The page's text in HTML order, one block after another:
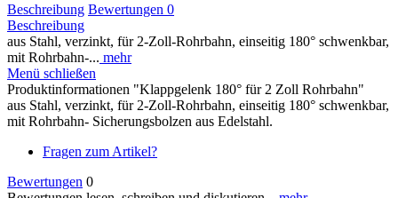
Beschreibung Bewertungen 0
Beschreibung
aus Stahl, verzinkt, für 2-Zoll-Rohrbahn, einseitig 180° schwenkbar,
mit Rohrbahn-... mehr
Menü schließen
Produktinformationen "Klappgelenk 180° für 2 Zoll Rohrbahn"
aus Stahl, verzinkt, für 2-Zoll-Rohrbahn, einseitig 180° schwenkbar,
mit Rohrbahn- Sicherungsbolzen aus Edelstahl.
Fragen zum Artikel?
Bewertungen 0